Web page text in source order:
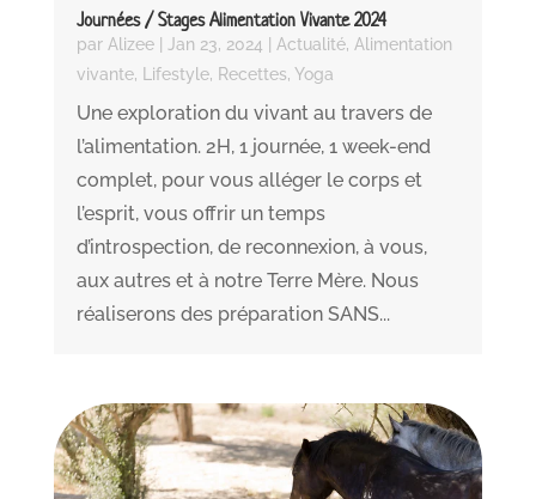
Journées / Stages Alimentation Vivante 2024
par Alizee| Jan 23, 2024 Actualité, Alimentation
vivante, Lifestyle, Recettes, Yoga
Une exploration du vivant au travers de
l’alimentation. 2H, 1 journée, 1 week-end
complet, pour vous alléger le corps et
l’esprit, vous offrir un temps
d’introspection, de reconnexion, à vous,
aux autres et à notre Terre Mère. Nous
réaliserons des préparation SANS...